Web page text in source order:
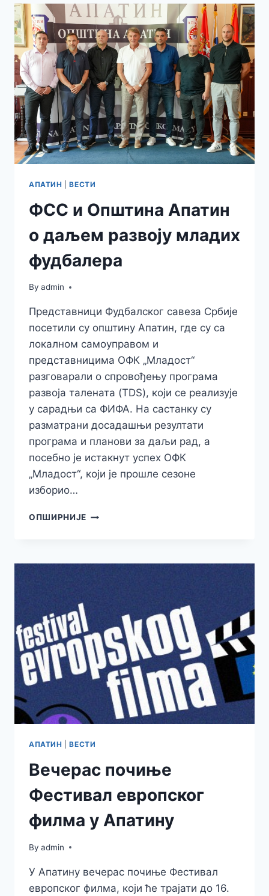
ЈАВНИХ
КОНКУРСА,
ПРИЈАВЕ
ДО
28.
ЈУЛА
АПАТИН |ВЕСТИ
ФСС и Општина Апатин
о даљем развоју младих
фудбалера
By admin
Представници Фудбалског савеза Србије
посетили су општину Апатин, где су са
локалном самоуправом и
представницима ОФК „Младост“
разговарали о спровођењу програма
развоја талената (TDS), који се реализује
у сарадњи са ФИФА. На састанку су
разматрани досадашњи резултати
програма и планови за даљи рад, а
посебно је истакнут успех ОФК
„Младост“, који је прошле сезоне
изборио…
ОПШИРНИЈЕ ФСС
О
ФУДБАЛЕРА
АПАТИН |ВЕСТИ
Вечерас почиње
Фестивал европског
филма у Апатину
By admin
У Апатину вечерас почиње Фестивал
европског филма, који ће трајати до 16.